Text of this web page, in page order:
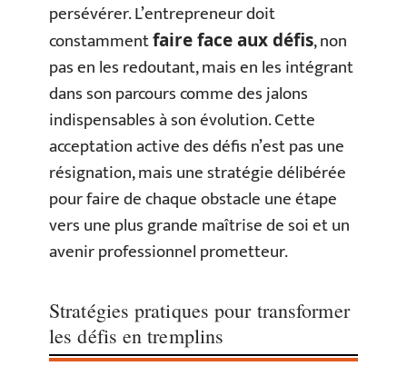
persévérer. L’entrepreneur doit
constammentfaire face aux défis, non
pas en les redoutant, mais en les intégrant
dans son parcours comme des jalons
indispensables à son évolution. Cette
acceptation active des défis n’est pas une
résignation, mais une stratégie délibérée
pour faire de chaque obstacle une étape
vers une plus grande maîtrise de soi et un
avenir professionnel prometteur.
Stratégies pratiques pour transformer
les défis en tremplins